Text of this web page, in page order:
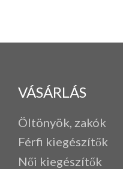
VÁSÁRLÁS
Öltönyök, zakók
Férfi kiegészítők
Női kiegészítők